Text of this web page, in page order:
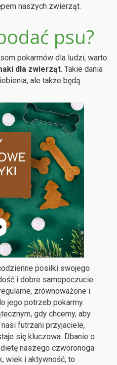
naszych zwierząt.
psu?
pokarmów dla ludzi, warto
dla zwierząt. Takie dania
ale także będą
posiłki swojego
i dobre samopoczucie
zrównoważone i
jego potrzeb pokarmy.
gdy chcemy, aby
futrzani przyjaciele,
się kluczowa. Dbanie o
naszego czworonoga
wiek i aktywność, to